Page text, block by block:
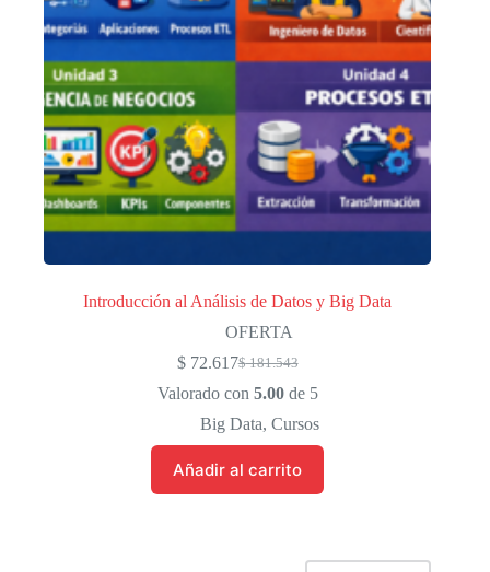
Introducción al Análisis de Datos y Big Data
OFERTA
$181.543
El
precio
era:
$ 181.543.
$72.617El
precio
es:
$ 72.617.
Valorado con 5.00de 5
Big Data, Cursos
Añadir al carrito